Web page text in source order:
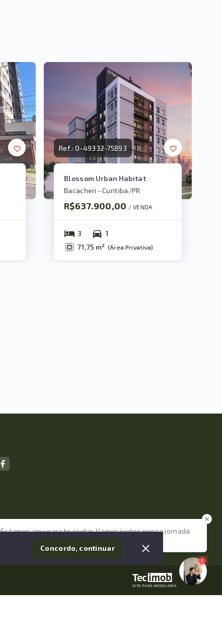
Ref.:O-49332-75893
Blossom Urban Habitat
Bacacheri - Curitiba/PR
R$637.900,00 / VENDA
3
1
71,75 m² (Área Privativa)
Estamos aqui para te ajudar. Vamos juntos nessa jornada
tão importante da sua vida?
1
SITE PARA IMOBILIARIA
Concordo, continuar